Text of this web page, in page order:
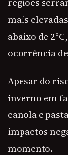
mais
abaixo de
ocorrência
Apesar do
inverno em
canola e
impactos
momento.